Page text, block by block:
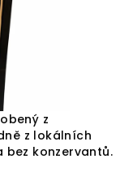
z
z lokálních
bez konzervantů.